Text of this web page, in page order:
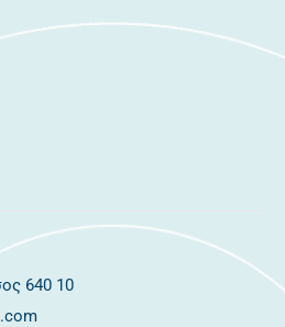
640 10